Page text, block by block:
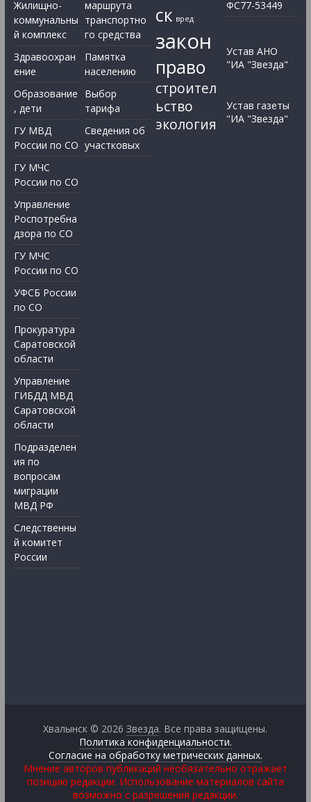
Жилищно-
коммунальны
й комплекс
Здравоохран
ение
Образование
, дети
ГУ МВД
России по СО
ГУ МЧС
России по СО
Управление
Роспотребна
дзора по СО
ГУ МЧС
России по СО
УФСБ России
по СО
Прокуратура
Саратовской
области
Управление
ГИБДД МВД
Саратовской
области
Подразделен
ия по
вопросам
миграции
МВД РФ
Следственны
й комитет
России
маршрута
транспортно
го средства
Памятка
населению
Выбор
тарифа
Сведения об
участковых
ск вред
закон
право
строител
ьство
экология
ФС77-53449
Устав АНО
"ИА "Звезда"
Устав газеты
"ИА "Звезда"
Хвалынск © 2026Звезда. Все права защищены.
Политика конфиденциальности.
Согласие на обработку метрических данных.
Мнение авторов публикаций необязательно отражает
позицию редакции. Использование материалов сайта
возможно с разрешения редакции.